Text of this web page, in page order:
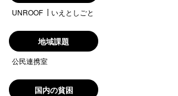
UNROOF いえとしごと
地域課題
公民連携室
国内の貧困